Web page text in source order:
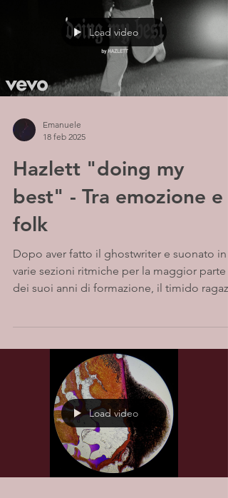
Load video
Emanuele
18 feb 2025
Hazlett "doing my
best" - Tra emozione e
folk
Dopo aver fatto il ghostwriter e suonato in
varie sezioni ritmiche per la maggior parte
dei suoi anni di formazione, il timido
Load video